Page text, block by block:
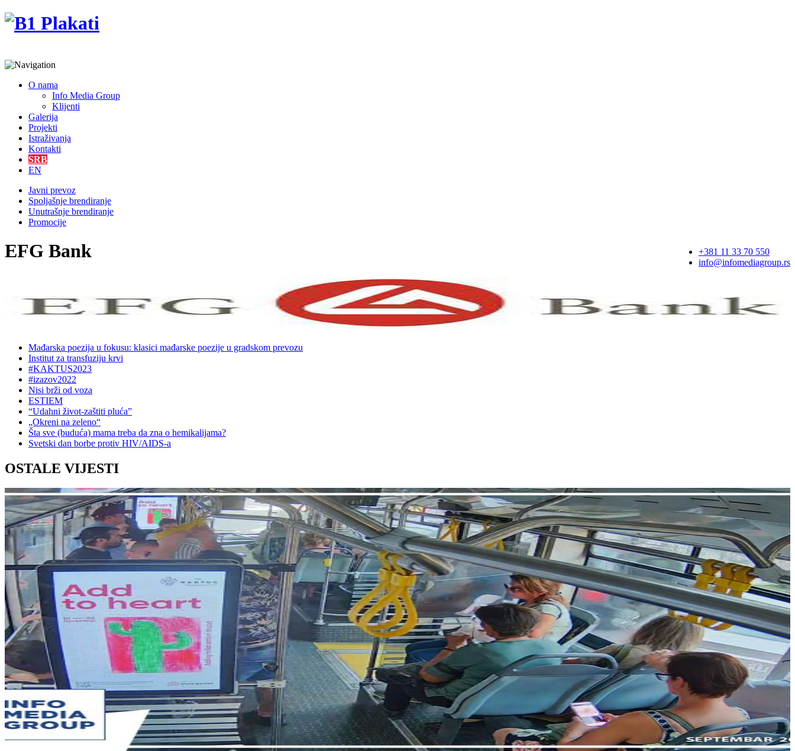
O nama
Info Media Group
Klijenti
Galerija
Projekti
Istraživanja
Kontakti
SRB
EN
Javni prevoz
Spoljašnje brendiranje
Unutrašnje brendiranje
Promocije
+381 11 33 70 550
info@infomediagroup.rs
EFG Bank
Mađarska poezija u fokusu: klasici mađarske poezije u gradskom prevozu
Institut za transfuziju krvi
#KAKTUS2023
#izazov2022
Nisi brži od voza
ESTIEM
“Udahni život-zaštiti pluća”
„Okreni na zeleno“
Šta sve (buduća) mama treba da zna o hemikalijama?
Svetski dan borbe protiv HIV/AIDS-a
OSTALE VIJESTI